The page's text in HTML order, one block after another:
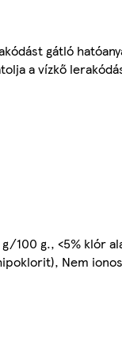
gátló
a vízkő
100 g., <5% klór
Nem